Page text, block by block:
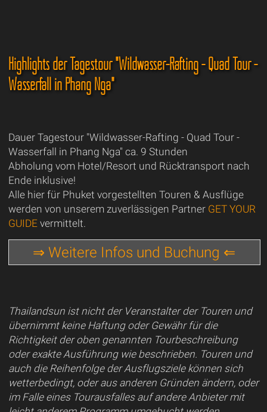
Highlights der Tagestour "Wildwasser-Rafting - Quad Tour -
Wasserfall in Phang Nga"
Dauer Tagestour "Wildwasser-Rafting - Quad Tour -
Wasserfall in Phang Nga" ca. 9 Stunden
Abholung vom Hotel/Resort und Rücktransport nach
Ende inklusive!
Alle hier für Phuket vorgestellten Touren & Ausflüge
werden von unserem zuverlässigen Partner GET YOUR
GUIDEvermittelt.
⇒ Weitere Infos und Buchung ⇐
Thailandsun ist nicht der Veranstalter der Touren und
übernimmt keine Haftung oder Gewähr für die
Richtigkeit der oben genannten Tourbeschreibung
oder exakte Ausführung wie beschrieben. Touren und
auch die Reihenfolge der Ausflugsziele können sich
wetterbedingt, oder aus anderen Gründen ändern, oder
im Falle eines Tourausfalles auf andere Anbieter mit